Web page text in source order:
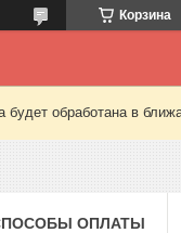
Корзина
обработана в
ОПЛАТЫ